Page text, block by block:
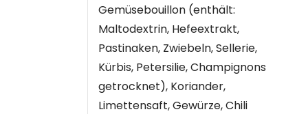
Gemüsebouillon (enthält:
Maltodextrin, Hefeextrakt,
Pastinaken, Zwiebeln, Sellerie,
Kürbis, Petersilie, Champignons
getrocknet), Koriander,
Limettensaft, Gewürze, Chili